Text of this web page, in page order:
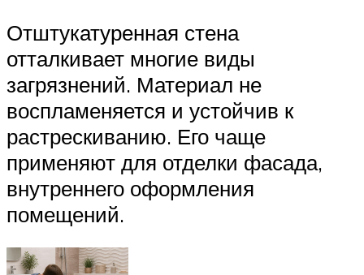
Отштукатуренная стена
отталкивает многие виды
загрязнений. Материал не
воспламеняется и устойчив к
растрескиванию. Его чаще
применяют для отделки фасада,
внутреннего оформления
помещений.